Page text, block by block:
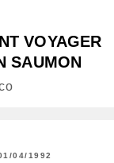
VOYAGER
SAUMON
04/1992